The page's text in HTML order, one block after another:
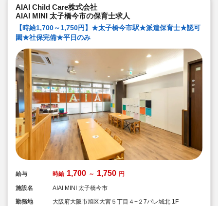
います
★ICT技術を導入し事務作業や午睡時の安全確認、保護者
の方とのやり取り等を効率化されています
★子どもたち一人一人と向き合った保育を実施していま
す
AIAI Child Care株式会社
AIAI MINI 太子橋今市の保育士求人
【時給1,700～1,750円】★太子橋今市駅★派遣保育士★認可
園★社保完備★平日のみ
給与 時給 1,700 ～ 1,750 円
施設名
AIAI MINI 太子橋今市
勤務地
大阪府大阪市旭区大宮５丁目４−２7パレ城北 1F